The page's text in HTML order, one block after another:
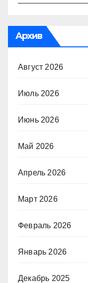
Архив
Август 2026
Июль 2026
Июнь 2026
Май 2026
Апрель 2026
Март 2026
Февраль 2026
Январь 2026
Декабрь 2025